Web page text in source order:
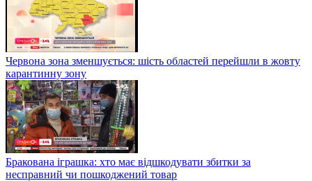
Червона зона зменшується: шість областей перейшли в жовту
карантинну зону
Бракована іграшка: хто має відшкодувати збитки за
несправний чи пошкоджений товар